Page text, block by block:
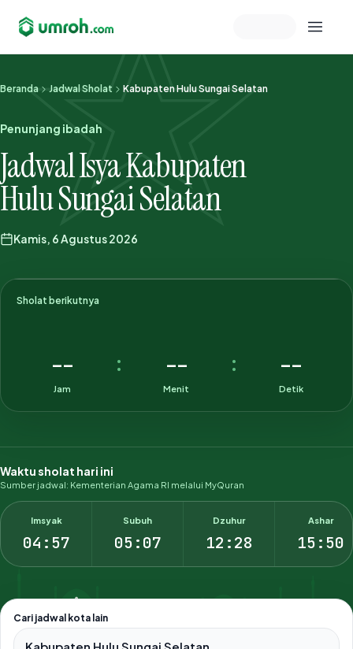
Memeriksa sesi akun
Beranda Jadwal Sholat Kabupaten Hulu Sungai Selatan
Penunjang ibadah
Jadwal Isya Kabupaten
Hulu Sungai Selatan
Kamis, 6 Agustus 2026
Sholat berikutnya
--
Jam
: --
Menit
: --
Detik
Waktu sholat hari ini
Sumber jadwal: Kementerian Agama RI melalui MyQuran
Imsyak
04:57
Subuh
05:07
Dzuhur
12:28
Ashar
15:50
Cari jadwal kota lain
Pilih salah satu dari 500+ kota dan kabupaten di Indonesia.